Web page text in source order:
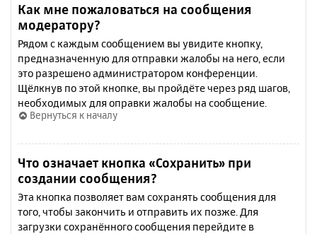
Как мне пожаловаться на сообщения
модератору?
Рядом с каждым сообщением вы увидите кнопку,
предназначенную для отправки жалобы на него, если
это разрешено администратором конференции.
Щёлкнув по этой кнопке, вы пройдёте через ряд шагов,
необходимых для оправки жалобы на сообщение.
Вернуться к началу
Что означает кнопка «Сохранить» при
создании сообщения?
Эта кнопка позволяет вам сохранять сообщения для
того, чтобы закончить и отправить их позже. Для
загрузки сохранённого сообщения перейдите в